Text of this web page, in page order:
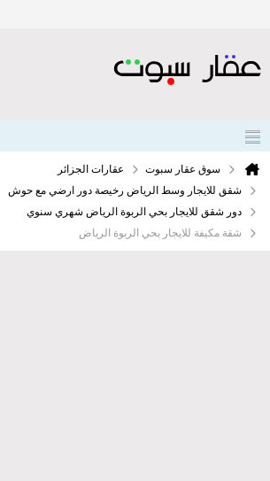
سوق عقار سبوت
عقارات الجزائر
شقق للايجار وسط الرياض رخيصة دور ارضي مع حوش
دور شقق للايجار بحي الربوة الرياض شهري سنوي
شقة مكيفة للايجار بحي الربوة الرياض